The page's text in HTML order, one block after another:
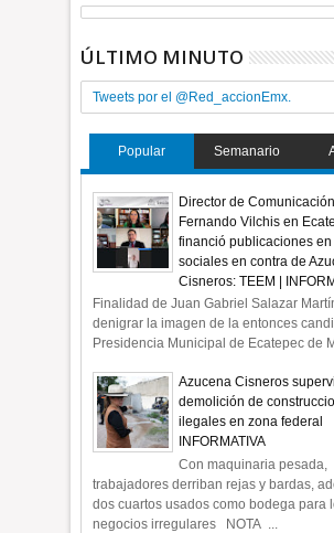
ÚLTIMO MINUTO
Tweets por el @Red_accionEmx.
Popular Semanario
Director de
Fernando Vilchis en
financió publicaciones
sociales en contra de
Cisneros: TEEM |
Finalidad de Juan Gabriel Salazar
denigrar la imagen de la entonces
Presidencia Municipal de Ecatepec de
Azucena Cisneros
demolición de
ilegales en zona federal
INFORMATIVA
Con maquinaria pesada,
trabajadores derriban rejas y bardas,
dos cuartos usados como bodega para
negocios irregulares NOTA ...